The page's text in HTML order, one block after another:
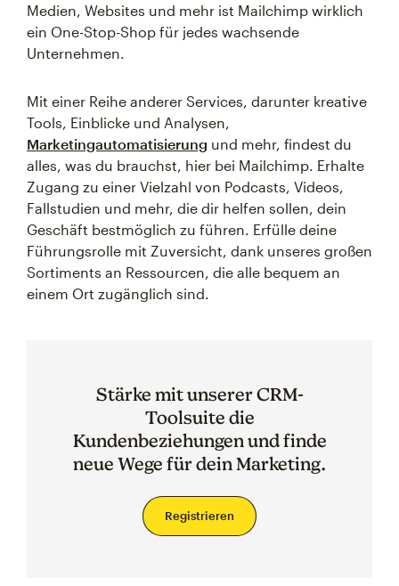
Medien, Websites und mehr ist Mailchimp wirklich
ein One-Stop-Shop für jedes wachsende
Unternehmen.
Mit einer Reihe anderer Services, darunter kreative
Tools, Einblicke und Analysen,
Marketingautomatisierung und mehr, findest du
alles, was du brauchst, hier bei Mailchimp. Erhalte
Zugang zu einer Vielzahl von Podcasts, Videos,
Fallstudien und mehr, die dir helfen sollen, dein
Geschäft bestmöglich zu führen. Erfülle deine
Führungsrolle mit Zuversicht, dank unseres großen
Sortiments an Ressourcen, die alle bequem an
einem Ort zugänglich sind.
Stärke mit unserer CRM-
Toolsuite die
Kundenbeziehungen und finde
neue Wege für dein Marketing.
Registrieren